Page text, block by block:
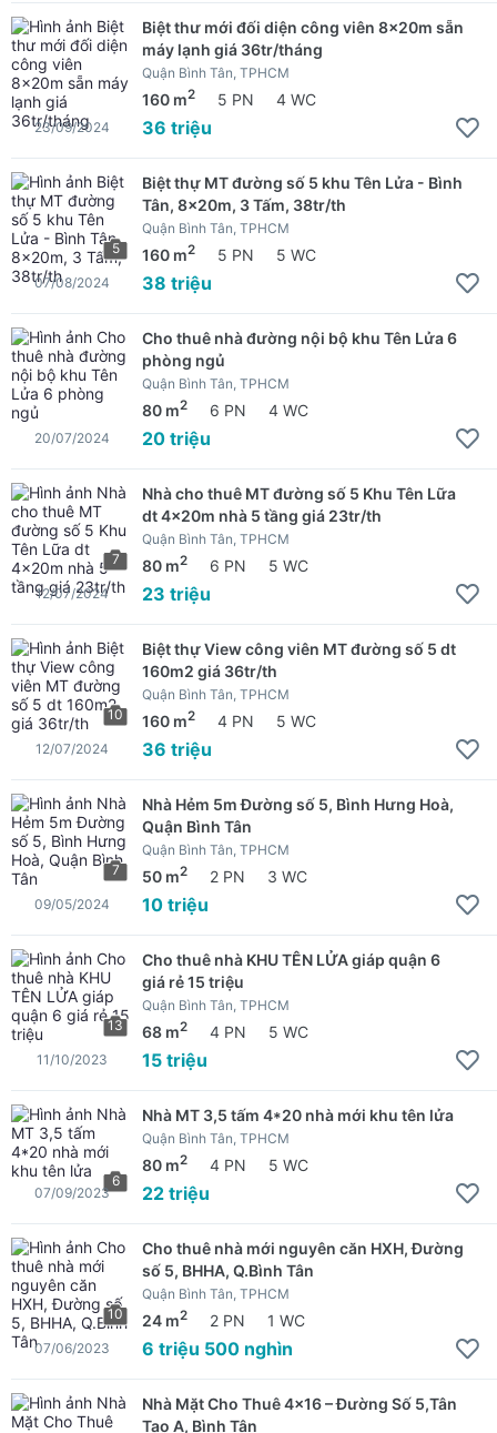
Biệt thư mới đối diện công viên 8x20m sẵn
máy lạnh giá 36tr/tháng
Quận Bình Tân, TPHCM
160 m2 5 PN 4 WC
36 triệu
23/09/2024
5
Biệt thự MT đường số 5 khu Tên Lửa - Bình
Tân, 8x20m, 3 Tấm, 38tr/th
Quận Bình Tân, TPHCM
160 m2 5 PN 5 WC
38 triệu
07/08/2024
Cho thuê nhà đường nội bộ khu Tên Lửa 6
phòng ngủ
Quận Bình Tân, TPHCM
80 m2 6 PN 4 WC
20 triệu
20/07/2024
7
Nhà cho thuê MT đường số 5 Khu Tên Lữa
dt 4x20m nhà 5 tầng giá 23tr/th
Quận Bình Tân, TPHCM
80 m2 6 PN 5 WC
23 triệu
12/07/2024
10
Biệt thự View công viên MT đường số 5 dt
160m2 giá 36tr/th
Quận Bình Tân, TPHCM
160 m2 4 PN 5 WC
36 triệu
12/07/2024
7
Nhà Hẻm 5m Đường số 5, Bình Hưng Hoà,
Quận Bình Tân
Quận Bình Tân, TPHCM
50 m2 2 PN 3 WC
10 triệu
09/05/2024
13
Cho thuê nhà KHU TÊN LỬA giáp quận 6
giá rẻ 15 triệu
Quận Bình Tân, TPHCM
68 m2 4 PN 5 WC
15 triệu
11/10/2023
6
Nhà MT 3,5 tấm 4*20 nhà mới khu tên lửa
Quận Bình Tân, TPHCM
80 m2 4 PN 5 WC
22 triệu
07/09/2023
10
Cho thuê nhà mới nguyên căn HXH, Đường
số 5, BHHA, Q.Bình Tân
Quận Bình Tân, TPHCM
24 m2 2 PN 1 WC
6 triệu 500 nghìn
07/06/2023
Nhà Mặt Cho Thuê 4x16 – Đường Số 5,Tân
Tạo A, Bình Tân